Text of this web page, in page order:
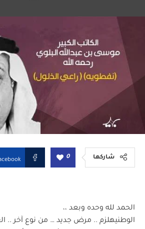
شاركها 0
الحمد لله وحده وبعد ،،
الوطنيهلزم .. مرض جديد … من نوع آخر ..